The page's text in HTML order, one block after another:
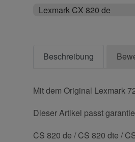
Lexmark CX 820 de
Beschreibung
Mit dem Original Lexmark
Dieser Artikel passt
CS 820 de / CS 820 dte /